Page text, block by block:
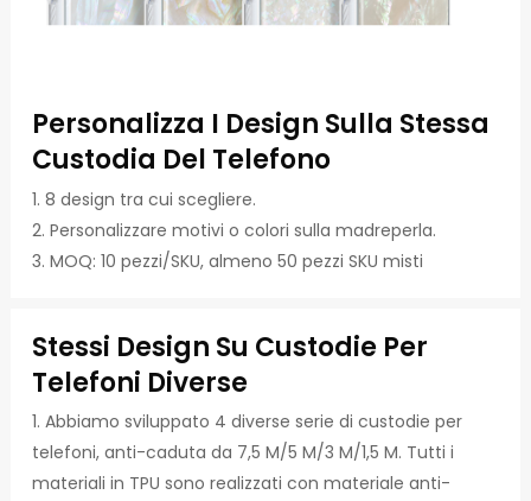
Personalizza I Design Sulla Stessa
Custodia Del Telefono
1. 8 design tra cui scegliere.
2. Personalizzare motivi o colori sulla madreperla.
3. MOQ: 10 pezzi/SKU, almeno 50 pezzi SKU misti
Stessi Design Su Custodie Per
Telefoni Diverse
1. Abbiamo sviluppato 4 diverse serie di custodie per
telefoni, anti-caduta da 7,5 M/5 M/3 M/1,5 M. Tutti i
materiali in TPU sono realizzati con materiale anti-